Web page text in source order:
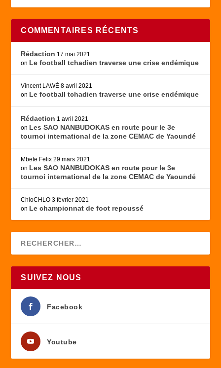
COMMENTAIRES RÉCENTS
Rédaction 17 mai 2021
on Le football tchadien traverse une crise endémique
Vincent LAWÉ 8 avril 2021
on Le football tchadien traverse une crise endémique
Rédaction 1 avril 2021
on Les SAO NANBUDOKAS en route pour le 3e
tournoi international de la zone CEMAC de Yaoundé
Mbete Felix 29 mars 2021
on Les SAO NANBUDOKAS en route pour le 3e
tournoi international de la zone CEMAC de Yaoundé
ChloCHLO 3 février 2021
on Le championnat de foot repoussé
SUIVEZ NOUS
Facebook
Youtube